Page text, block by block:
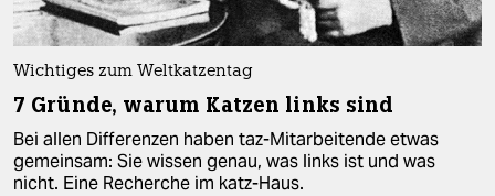
Wichtiges zum Weltkatzentag
7 Gründe, warum Katzen links sind
Bei allen Differenzen haben taz-Mitarbeitende etwas
gemeinsam: Sie wissen genau, was links ist und was
nicht. Eine Recherche im katz-Haus.